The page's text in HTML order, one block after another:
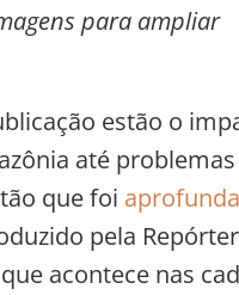
para ampliar
estão o
até
que foi
pela
acontece nas